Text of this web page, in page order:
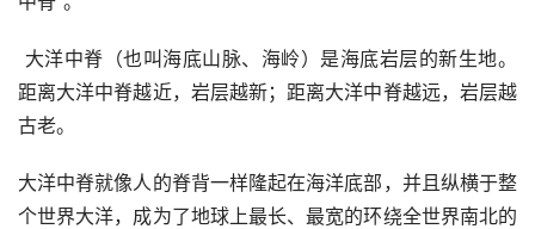
距离大洋中脊越近，岩层越新；距离大洋中脊越远，岩层越
古老。
大洋中脊就像人的脊背一样隆起在海洋底部，并且纵横于整
个世界大洋，成为了地球上最长、最宽的环绕全世界南北的